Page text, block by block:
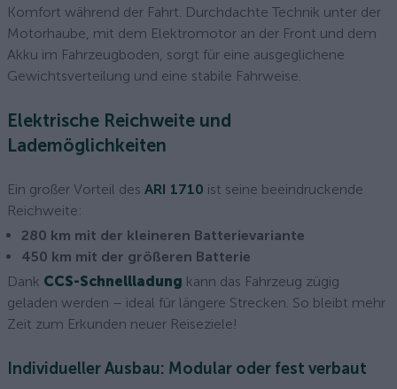
Komfort während der Fahrt. Durchdachte Technik unter der
Motorhaube, mit dem Elektromotor an der Front und dem
Akku im Fahrzeugboden, sorgt für eine ausgeglichene
Gewichtsverteilung und eine stabile Fahrweise.
Elektrische Reichweite und
Lademöglichkeiten
Ein großer Vorteil des ARI 1710 ist seine beeindruckende
Reichweite:
280 km mit der kleineren Batterievariante
450 km mit der größeren Batterie
Dank CCS-Schnellladung kann das Fahrzeug zügig
geladen werden – ideal für längere Strecken. So bleibt mehr
Zeit zum Erkunden neuer Reiseziele!
Individueller Ausbau: Modular oder fest verbaut